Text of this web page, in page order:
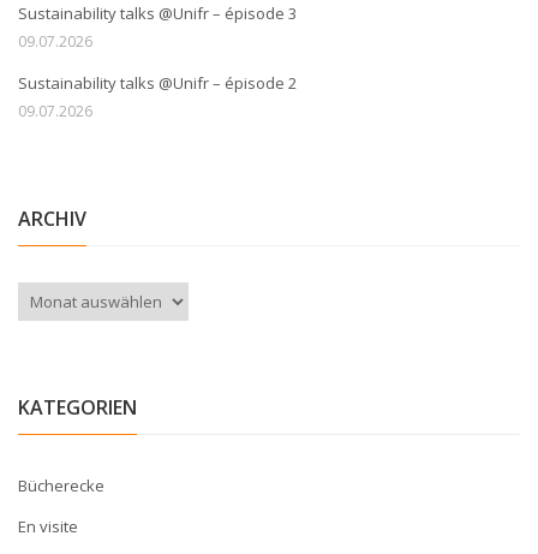
Sustainability talks @Unifr – épisode 3
09.07.2026
Sustainability talks @Unifr – épisode 2
09.07.2026
ARCHIV
Archiv
KATEGORIEN
Bücherecke
En visite